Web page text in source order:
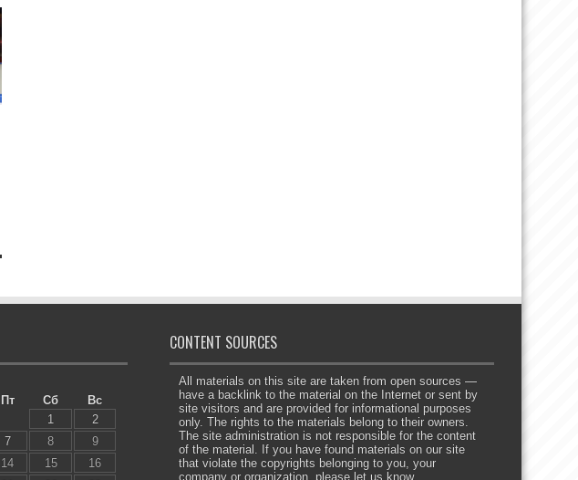
Пт Сб
Вс
1
2
7 8
9
14 15
16
CONTENT SOURCES
All materials on this site are taken from open sources —
have a backlink to the material on the Internet or sent by
site visitors and are provided for informational purposes
only. The rights to the materials belong to their owners.
The site administration is not responsible for the content
of the material. If you have found materials on our site
that violate the copyrights belonging to you, your
company or organization, please let us know.